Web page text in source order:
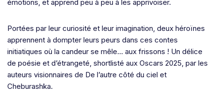
émotions, et apprend peu à peu à les apprivoiser.
Portées par leur curiosité et leur imagination, deux héroïnes
apprennent à dompter leurs peurs dans ces contes
initiatiques où la candeur se mêle… aux frissons ! Un délice
de poésie et d’étrangeté, shortlisté aux Oscars 2025, par les
auteurs visionnaires de De l’autre côté du ciel et
Cheburashka.